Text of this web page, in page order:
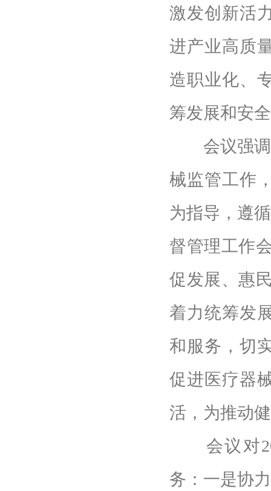
激发创新活
进产业高质
造职业化、
筹发展和安
会议强调
械监管工作
为指导，遵
督管理工作
促发展、惠
着力统筹发
和服务，切
促进医疗器
活，为推动
会议对
务：一是协